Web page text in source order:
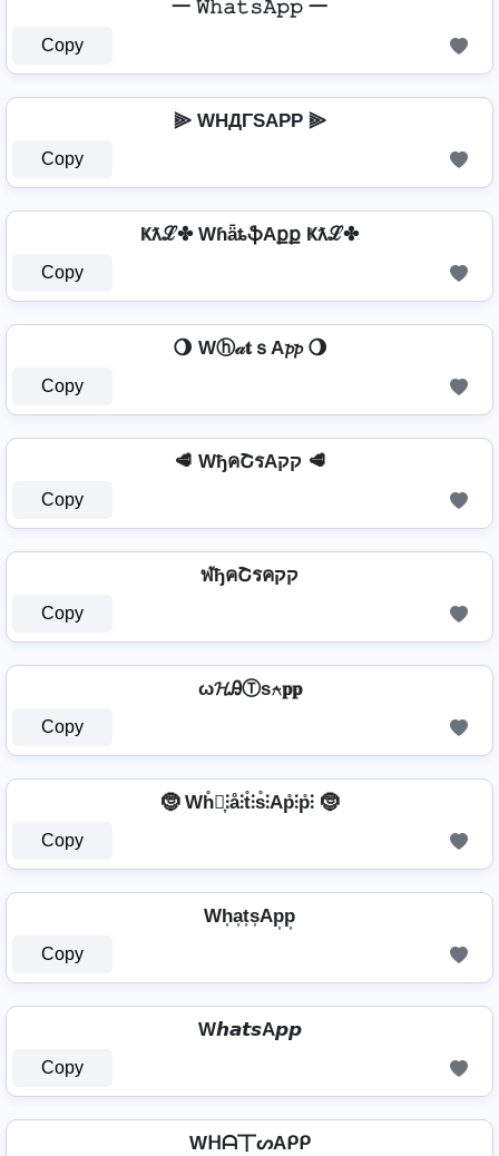
一 𝚆𝚑𝚊𝚝𝚜𝙰𝚙𝚙 一
Copy
⫸ WHДΓSAPP ⫸
Copy
Ҝƛℒ✤ WɦǟȶֆAքք Ҝƛℒ✤
Copy
🌖 Wⓗ𝒶𝐭ｓA𝓹𝓹 🌖
Copy
🥩 WђคՇรAקק 🥩
Copy
ฬђคՇรคקק
Copy
ω𝓗ᎯⓉѕ⍲𝐩𝐩
Copy
🤶 Wh̊⫶͎⫶å⫶t̊⫶s̊⫶Ap̊⫶p̊⫶ 🤶
Copy
Wh͎a͎t͎s͎Ap͎p͎
Copy
W𝙝𝙖𝙩𝙨A𝙥𝙥
Copy
Wᕼᗩ丅ᔕAᑭᑭ